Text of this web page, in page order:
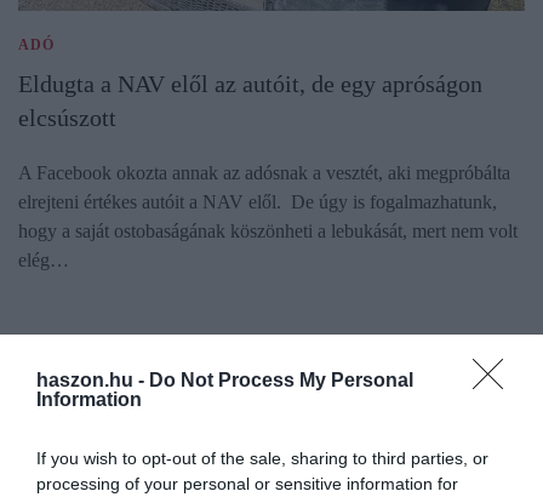
haszon.hu - Do Not Process My Personal
Information
If you wish to opt-out of the sale, sharing to third parties, or
processing of your personal or sensitive information for
ADÓ
Eldugta a NAV elől az autóit, de egy apróságon
elcsúszott
A Facebook okozta annak az adósnak a vesztét, aki megpróbálta
elrejteni értékes autóit a NAV elől. De úgy is fogalmazhatunk,
hogy a saját ostobaságának köszönheti a lebukását, mert nem volt
elég…